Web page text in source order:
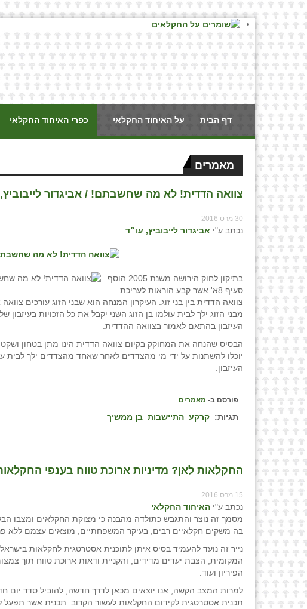
דף הבית על האיחוד החקלאי כפרי האיחוד החקלאי
מאמרים
צוואה הדדית! לא מה שחשבתם! / אביגדור
30 מרס 2016
נכתב ע"י אביגדור לייבוביץ, עו״ד
בתיקון לחוק הירושה משנת 2005 הוסף
סעיף 8א' אשר קבע הוראות לעריכת
צוואה הדדית בין בני זוג. העיקרון המנחה הוא שבני הזוג עורכים
מבני הזוג ילך לבית עולמו בן הזוג השני יקבל את כל הזכויות
העיזבון בהתאם לאמור בצוואה ההדדית.
הבסיס שהנחה את המחוקק בקיום צוואה הדדית הינו מתן בטחון
יוכלו להשתנות על ידי מי מהצדדים לאחר שאחד מהצדדים ילך לבית
העיזבון.
פורסם ב- מאמרים
תגיות: קרקע התיישבות בן ממשיך
החקלאות לאן? מדיניות ארוכת טווח בענפי
15 מרס 2016
נכתב ע"י האיחוד החקלאי
מסמך זה נוצר והתגבש כתולדה מהבנה כי מצוקת החקלאים ומצבו
בה משקים חקלאיים רבים, בעיקר המשפחתיים, מוצאים עצמם ללא
נייר זה נועד להעמיד בסיס איתן לתוכנית אסטרטגית לחקלאות
המקומית, הצבת יעדים מדידים, והקניית ודאות ארוכת טווח תוך
הפיריון ועוד.
למרות המצב הקשה, אנו יוצאים מכאן לדרך חדשה, להוביל סדר
תכנית אסטרטגית לקידום החקלאות לעשור הקרוב. תכנית אשר